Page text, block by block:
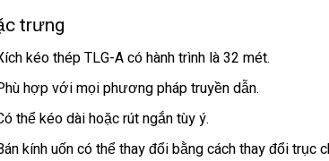
trưng
kéo thép TLG-A có hành trình là 32 mét.
hợp với mọi phương pháp truyền dẫn.
thể kéo dài hoặc rút ngắn tùy ý.
kính uốn có thể thay đổi bằng cách thay đổi trục